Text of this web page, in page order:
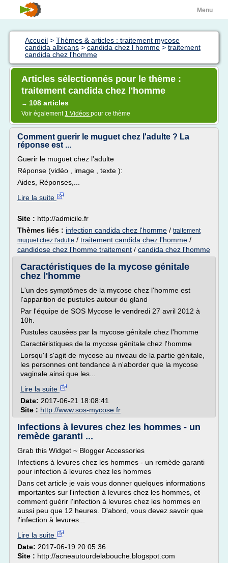
Menu
Accueil > Thèmes & articles : traitement mycose
candida albicans > candida chez l homme > traitement
candida chez l'homme
Articles sélectionnés pour le thème :
traitement candida chez l'homme
→ 108 articles
Voir également 1 Vidéos pour ce thème
Comment guerir le muguet chez l'adulte ? La
réponse est ...
Guerir le muguet chez l'adulte
Réponse (vidéo , image , texte ):
Aides, Réponses,...
Lire la suite
Site : http://admicile.fr
Thèmes liés : infection candida chez l'homme / traitement
muguet chez l'adulte / traitement candida chez l'homme /
candidose chez l'homme traitement / candida chez l'homme
Caractéristiques de la mycose génitale
chez l'homme
L'un des symptômes de la mycose chez l'homme est
l'apparition de pustules autour du gland
Par l'équipe de SOS Mycose le vendredi 27 avril 2012 à
10h.
Pustules causées par la mycose génitale chez l'homme
Caractéristiques de la mycose génitale chez l'homme
Lorsqu'il s'agit de mycose au niveau de la partie génitale,
les personnes ont tendance à n'aborder que la mycose
vaginale ainsi que les...
Lire la suite
Date: 2017-06-21 18:08:41
Site : http://www.sos-mycose.fr
Infections à levures chez les hommes - un
remède garanti ...
Grab this Widget ~ Blogger Accessories
Infections à levures chez les hommes - un remède garanti
pour infection à levures chez les hommes
Dans cet article je vais vous donner quelques informations
importantes sur l'infection à levures chez les hommes, et
comment guérir l'infection à levures chez les hommes en
aussi peu que 12 heures. D'abord, vous devez savoir que
l'infection à levures...
Lire la suite
Date: 2017-06-19 20:05:36
Site : http://acneautourdelabouche.blogspot.com